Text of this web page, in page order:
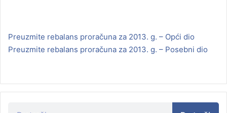
Preuzmite rebalans proračuna za 2013. g. – Opći dio
Preuzmite rebalans proračuna za 2013. g. – Posebni dio